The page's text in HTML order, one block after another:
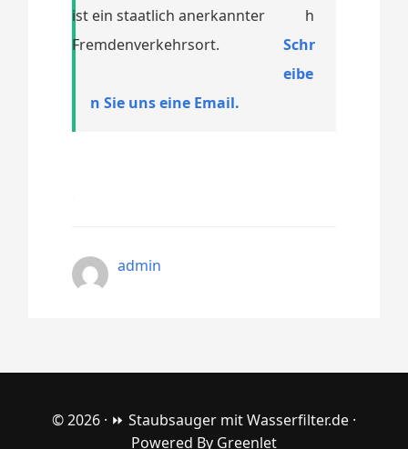
ist ein staatlich anerkannter
Fremdenverkehrsort.
Schr
eibe
n Sie uns eine Email.
admin
© 2026 · ⏩ Staubsauger mit Wasserfilter.de ·
Powered By Greenlet